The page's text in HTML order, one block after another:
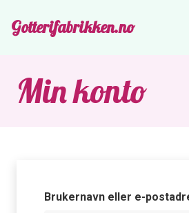
Gotterifabrikken.no
Min konto
Brukernavn eller e-